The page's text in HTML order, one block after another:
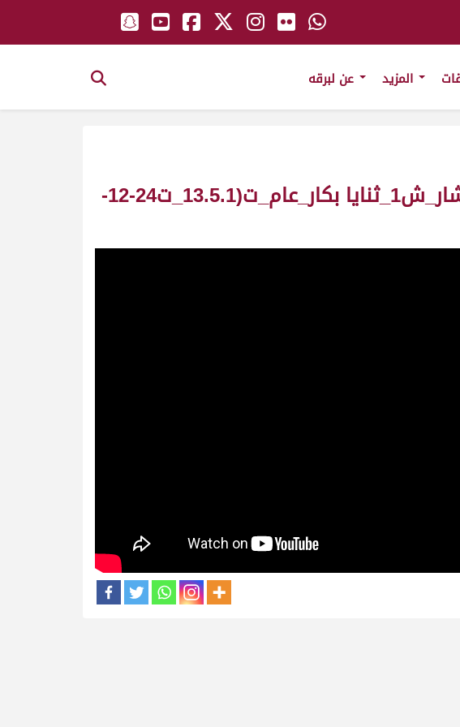
لبرقه ملك_السيد غانم بن منصور آل سيف الخيارين_سباق المستشار_ش1_ثنايا بكار_عام_ت(13.5.1_ت24-12-